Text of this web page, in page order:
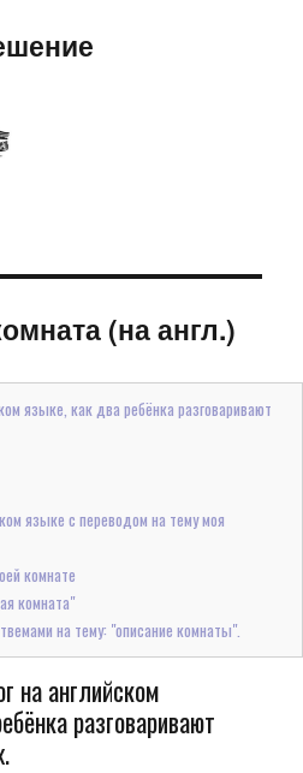
(на англ.)
языке, как два ребёнка разговаривают
языке с переводом на тему моя
комнате
комната"
на тему: "описание комнаты".
на английском
разговаривают